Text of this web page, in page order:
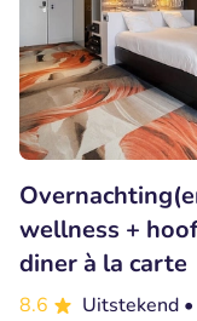
wellness +
diner à la carte
8.6 Uitstekend